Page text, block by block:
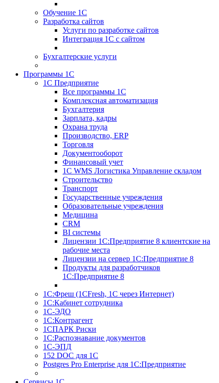
Обучение 1С
Разработка сайтов
Услуги по разработке сайтов
Интеграция 1С с сайтом
Бухгалтерские услуги
Программы 1С
1С Предприятие
Все программы 1С
Комплексная автоматизация
Бухгалтерия
Зарплата, кадры
Охрана труда
Производство, ERP
Торговля
Документооборот
Финансовый учет
1С WMS Логистика Управление складом
Строительство
Транспорт
Государственные учреждения
Образовательные учреждения
Медицина
CRM
BI системы
Лицензии 1С:Предприятие 8 клиентские на
рабочие места
Лицензии на сервер 1С:Предприятие 8
Продукты для разработчиков
1С:Предприятие 8
1С:Фреш (1CFresh, 1С через Интернет)
1С:Кабинет сотрудника
1С-ЭДО
1С:Контрагент
1СПАРК Риски
1С:Распознавание документов
1С-ЭПД
152 DOC для 1С
Postgres Pro Enterprise для 1С:Предприятие